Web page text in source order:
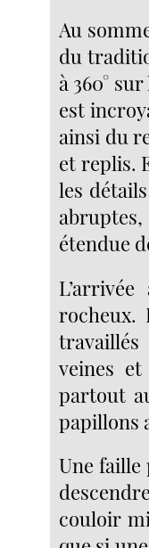
Au
du
à 360°
est
ainsi du
et replis.
les
étendue
rocheux.
veines
partout
papillons
Une faille
couloir